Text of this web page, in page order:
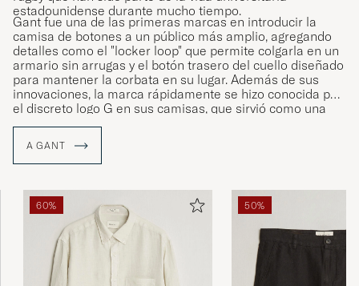
estadounidense durante mucho tiempo.
Gant fue una de las primeras marcas en introducir la
camisa de botones a un público más amplio, agregando
detalles como el "locker loop" que permite colgarla en un
armario sin arrugas y el botón trasero del cuello diseñado
para mantener la corbata en su lugar. Además de sus
innovaciones, la marca rápidamente se hizo conocida por
el discreto logo G en sus camisas, que sirvió como una
especie de sello de calidad para sus clientes.
A GANT
60% 50%